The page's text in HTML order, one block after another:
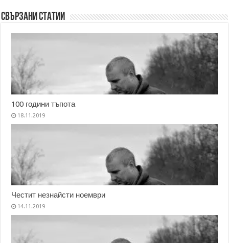
Свързани статии
100 години тъпота
18.11.2019
Честит незнайсти ноември
14.11.2019